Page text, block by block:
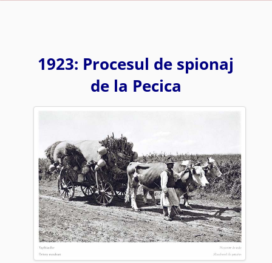
1923: Procesul de spionaj
de la Pecica